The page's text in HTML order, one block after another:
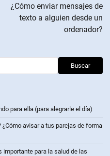
¿Cómo enviar mensajes de
texto a alguien desde un
ordenador?
Buscar
para ella (para alegrarle el día)
avisar a tus parejas de forma
importante para la salud de las